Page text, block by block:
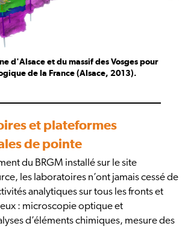
d'Alsace et du massif des Vosges pour
de la France (Alsace, 2013).
et plateformes
de pointe
du BRGM installé sur le site
les laboratoires n’ont jamais cessé de
analytiques sur tous les fronts et
: microscopie optique et
d’éléments chimiques, mesure des